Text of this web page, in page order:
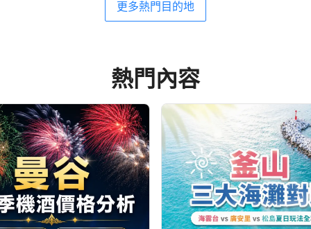
更多熱門目的地
熱門內容